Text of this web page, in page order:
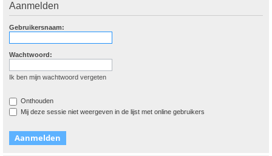
Aanmelden
Gebruikersnaam:
Wachtwoord:
Ik ben mijn wachtwoord vergeten
Onthouden
Mij deze sessie niet weergeven in de lijst met online gebruikers